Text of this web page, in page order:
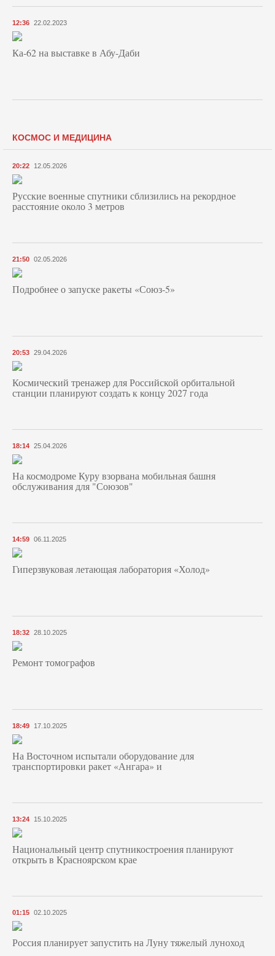
12:36 22.02.2023
Ка-62 на выставке в Абу-Даби
КОСМОС И МЕДИЦИНА
20:22 12.05.2026
Русские военные спутники сблизились на рекордное
расстояние около 3 метров
21:50 02.05.2026
Подробнее о запуске ракеты «Союз‑5»
20:53 29.04.2026
Космический тренажер для Российской орбитальной
станции планируют создать к концу 2027 года
18:14 25.04.2026
На космодроме Куру взорвана мобильная башня
обслуживания для "Союзов"
14:59 06.11.2025
Гиперзвуковая летающая лаборатория «Холод»
18:32 28.10.2025
Ремонт томографов
18:49 17.10.2025
На Восточном испытали оборудование для
транспортировки ракет «Ангара» и
13:24 15.10.2025
Национальный центр спутникостроения планируют
открыть в Красноярском крае
01:15 02.10.2025
Россия планирует запустить на Луну тяжелый луноход